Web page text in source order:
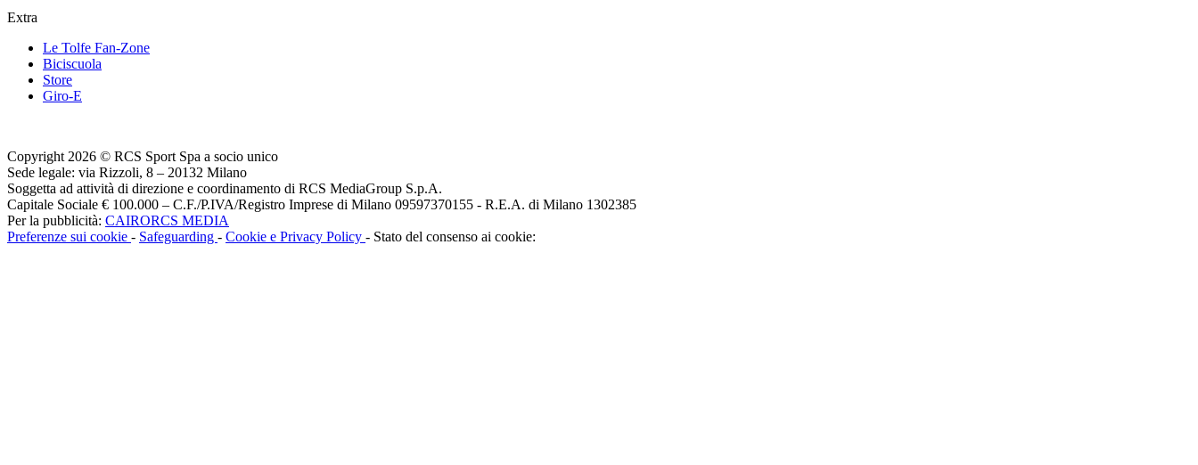
Extra
Le Tolfe Fan-Zone
Biciscuola
Store
Giro-E
Copyright 2026 © RCS Sport Spa a socio unico
Sede legale: via Rizzoli, 8 – 20132 Milano
Soggetta ad attività di direzione e coordinamento di RCS MediaGroup S.p.A.
Capitale Sociale € 100.000 – C.F./P.IVA/Registro Imprese di Milano 09597370155 - R.E.A. di Milano 1302385
Per la pubblicità: CAIRORCS MEDIA
Preferenze sui cookie - Safeguarding - Cookie e Privacy Policy - Stato del consenso ai cookie: